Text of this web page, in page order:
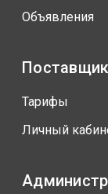
Объявления
Тарифы
Личный